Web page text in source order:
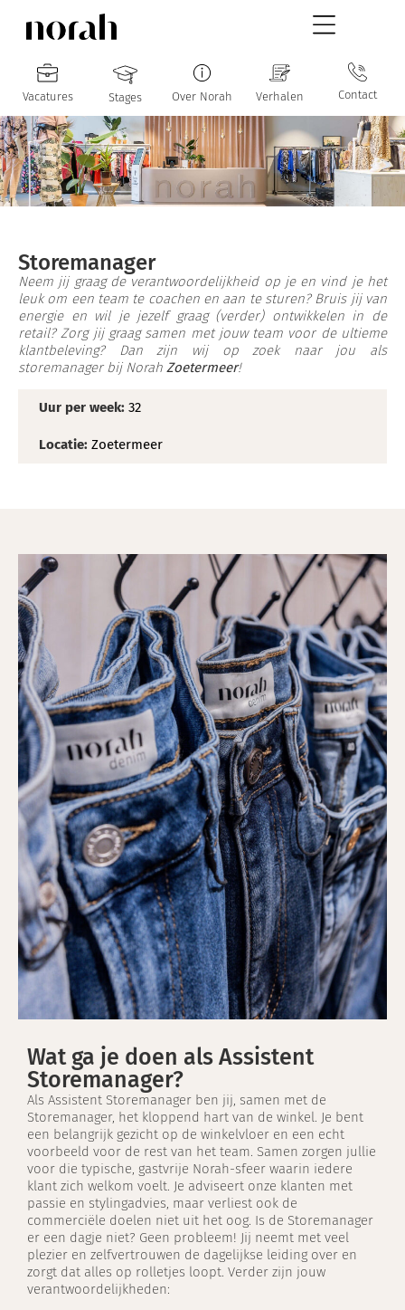
Vacatures Stages Over Norah Verhalen Contact
Storemanager
Neem jij graag de verantwoordelijkheid op je en vind je het
leuk om een team te coachen en aan te sturen? Bruis jij van
energie en wil je jezelf graag (verder) ontwikkelen in de
retail? Zorg jij graag samen met jouw team voor de ultieme
klantbeleving? Dan zijn wij op zoek naar jou als
storemanager bij Norah Zoetermeer!
Uur per week: 32
Locatie: Zoetermeer
Wat ga je doen als Assistent
Storemanager?
Als Assistent Storemanager ben jij, samen met de
Storemanager, het kloppend hart van de winkel. Je bent
een belangrijk gezicht op de winkelvloer en een echt
voorbeeld voor de rest van het team. Samen zorgen jullie
voor die typische, gastvrije Norah-sfeer waarin iedere
klant zich welkom voelt. Je adviseert onze klanten met
passie en stylingadvies, maar verliest ook de
commerciële doelen niet uit het oog. Is de Storemanager
er een dagje niet? Geen probleem! Jij neemt met veel
plezier en zelfvertrouwen de dagelijkse leiding over en
zorgt dat alles op rolletjes loopt. Verder zijn jouw
verantwoordelijkheden: